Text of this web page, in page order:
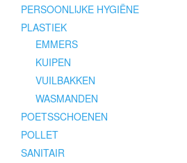
PERSOONLIJKE HYGIËNE
PLASTIEK
EMMERS
KUIPEN
VUILBAKKEN
WASMANDEN
POETSSCHOENEN
POLLET
SANITAIR